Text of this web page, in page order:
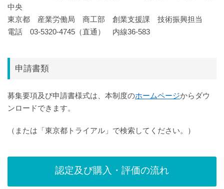
中央
東京都 産業労働局 商工部 創業支援課 技術振興担当
電話 03-5320-4745（直通） 内線36-583
申請書類
募集要項及び申請書様式は、本制度のホームページからダウ
ンロードできます。
（または「東京都トライアル」で検索してください。）
認定及び購入・評価の流れ